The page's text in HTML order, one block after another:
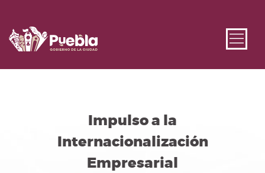
Impulso a la
Internacionalización
Empresarial